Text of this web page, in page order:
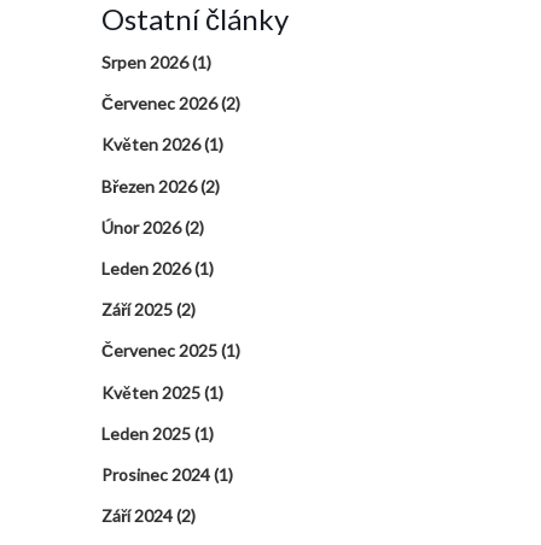
Ostatní články
Srpen 2026(1)
Červenec 2026(2)
Květen 2026(1)
Březen 2026(2)
Únor 2026(2)
Leden 2026(1)
Září 2025(2)
Červenec 2025(1)
Květen 2025(1)
Leden 2025(1)
Prosinec 2024(1)
Září 2024(2)